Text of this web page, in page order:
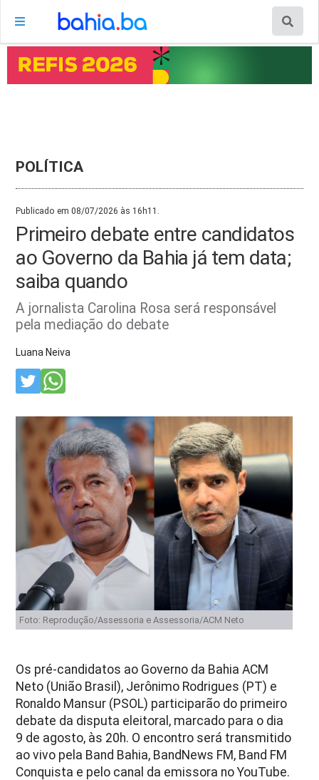
POLÍTICA
Publicado em 08/07/2026 às 16h11.
Primeiro debate entre candidatos
ao Governo da Bahia já tem data;
saiba quando
A jornalista Carolina Rosa será responsável
pela mediação do debate
Luana Neiva
Foto: Reprodução/Assessoria e Assessoria/ACM Neto
Os pré-candidatos ao Governo da Bahia ACM
Neto (União Brasil), Jerônimo Rodrigues (PT) e
Ronaldo Mansur (PSOL) participarão do primeiro
debate da disputa eleitoral, marcado para o dia
9 de agosto, às 20h. O encontro será transmitido
ao vivo pela Band Bahia, BandNews FM, Band FM
Conquista e pelo canal da emissora no YouTube.